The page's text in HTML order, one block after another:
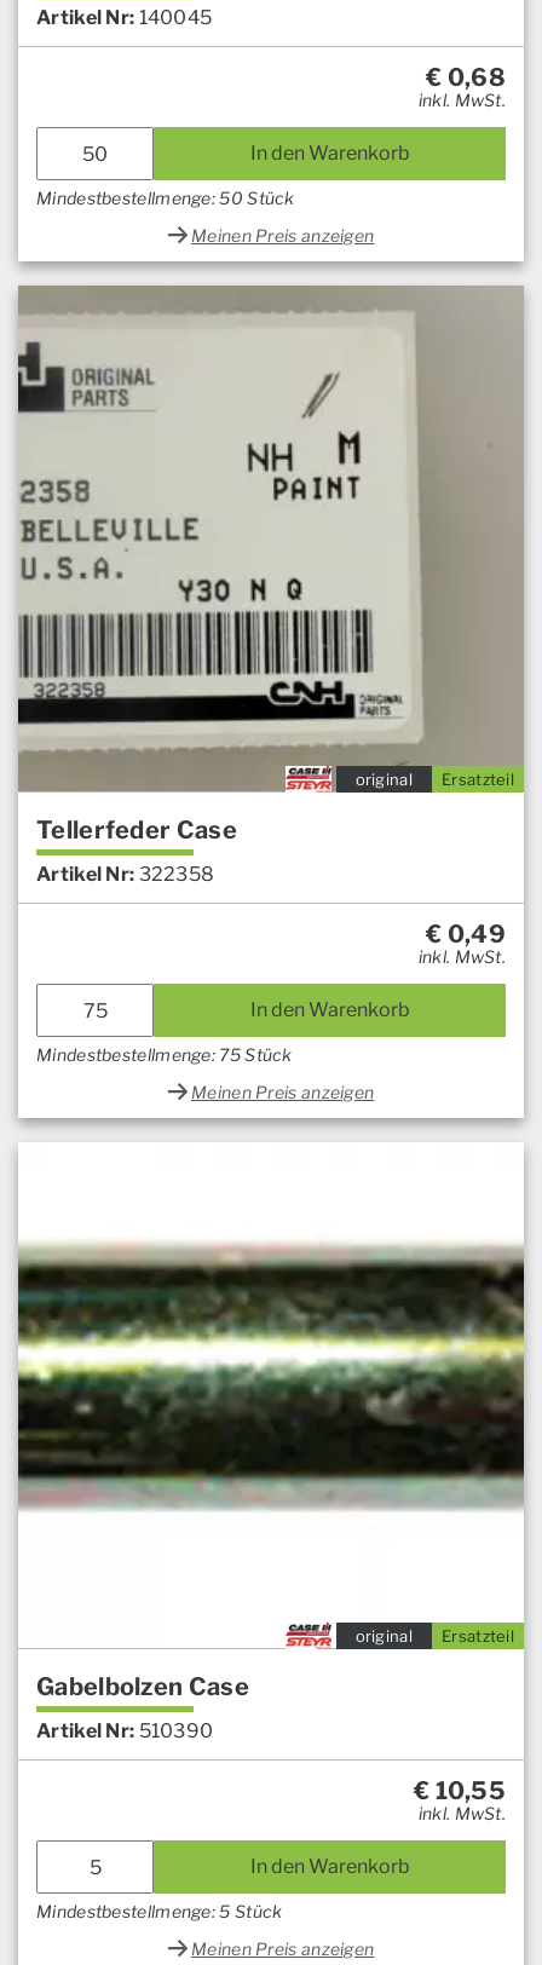
Artikel Nr: 140045
€ 0,68
inkl. MwSt.
In den Warenkorb
Mindestbestellmenge: 50 Stück
Meinen Preis anzeigen
Ersatzteil
original
Tellerfeder Case
Artikel Nr: 322358
€ 0,49
inkl. MwSt.
In den Warenkorb
Mindestbestellmenge: 75 Stück
Meinen Preis anzeigen
Ersatzteil
original
Gabelbolzen Case
Artikel Nr: 510390
€ 10,55
inkl. MwSt.
In den Warenkorb
Mindestbestellmenge: 5 Stück
Meinen Preis anzeigen